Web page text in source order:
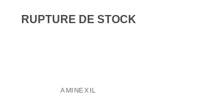
RUPTURE DE STOCK
AMINEXIL